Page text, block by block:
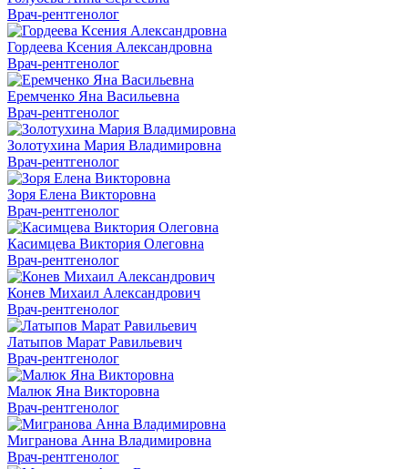
Врач-рентгенолог
Гордеева Ксения Александровна
Врач-рентгенолог
Еремченко Яна Васильевна
Врач-рентгенолог
Золотухина Мария Владимировна
Врач-рентгенолог
Зоря Елена Викторовна
Врач-рентгенолог
Касимцева Виктория Олеговна
Врач-рентгенолог
Конев Михаил Александрович
Врач-рентгенолог
Латыпов Марат Равильевич
Врач-рентгенолог
Малюк Яна Викторовна
Врач-рентгенолог
Мигранова Анна Владимировна
Врач-рентгенолог